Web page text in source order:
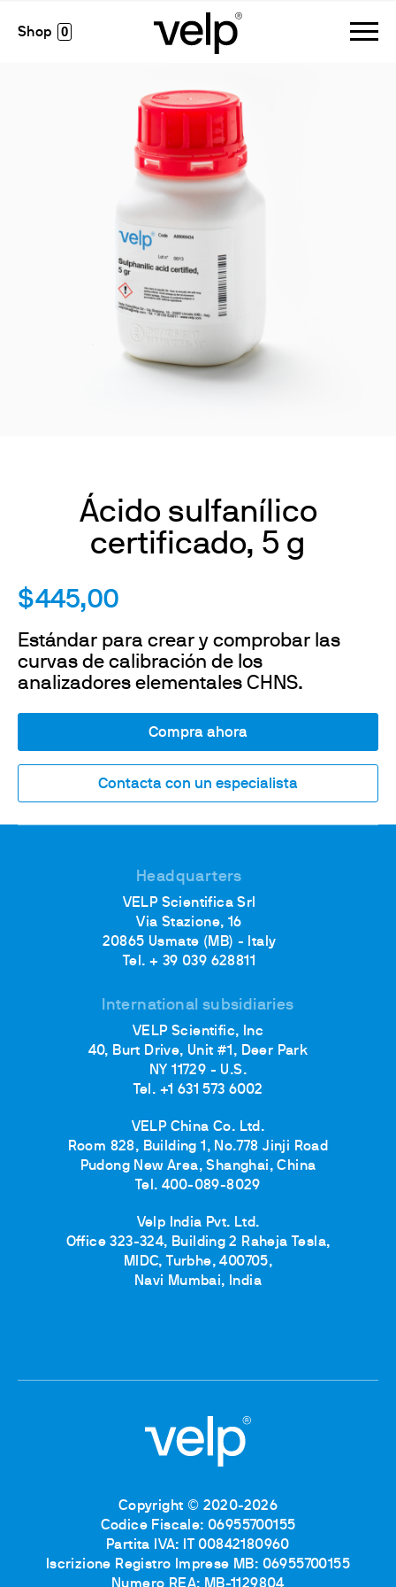
0
Ácido sulfanílico
certificado, 5 g
$445,00
Estándar para crear y comprobar las
curvas de calibración de los
analizadores elementales CHNS.
Compra ahora
Contacta con un especialista
Headquarters
VELP Scientifica Srl
Via Stazione, 16
20865 Usmate (MB) - Italy
Tel. + 39 039 628811
International subsidiaries
VELP Scientific, Inc
40, Burt Drive, Unit #1, Deer Park
NY 11729 - U.S.
Tel. +1 631 573 6002
VELP China Co. Ltd.
Room 828, Building 1, No.778 Jinji Road
Pudong New Area, Shanghai, China
Tel. 400-089-8029
Velp India Pvt. Ltd.
Office 323-324, Building 2 Raheja Tesla,
MIDC, Turbhe, 400705,
Navi Mumbai, India
Copyright © 2020-2026
Codice Fiscale: 06955700155
Partita IVA: IT 00842180960
Iscrizione Registro Imprese MB: 06955700155